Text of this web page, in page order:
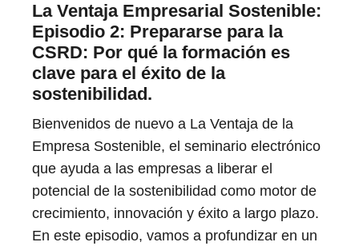
La Ventaja Empresarial Sostenible:
Episodio 2: Prepararse para la
CSRD: Por qué la formación es
clave para el éxito de la
sostenibilidad.
Bienvenidos de nuevo a La Ventaja de la
Empresa Sostenible, el seminario electrónico
que ayuda a las empresas a liberar el
potencial de la sostenibilidad como motor de
crecimiento, innovación y éxito a largo plazo.
En este episodio, vamos a profundizar en un